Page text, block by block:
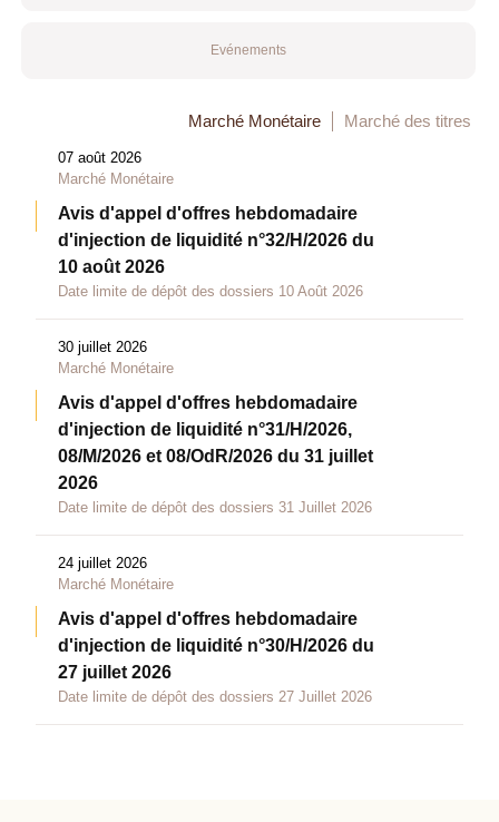
Evénements
Marché Monétaire Marché des titres
07 août 2026
Marché Monétaire
Avis d'appel d'offres hebdomadaire
d'injection de liquidité n°32/H/2026 du
10 août 2026
Date limite de dépôt des dossiers 10 Août 2026
30 juillet 2026
Marché Monétaire
Avis d'appel d'offres hebdomadaire
d'injection de liquidité n°31/H/2026,
08/M/2026 et 08/OdR/2026 du 31 juillet
2026
Date limite de dépôt des dossiers 31 Juillet 2026
24 juillet 2026
Marché Monétaire
Avis d'appel d'offres hebdomadaire
d'injection de liquidité n°30/H/2026 du
27 juillet 2026
Date limite de dépôt des dossiers 27 Juillet 2026